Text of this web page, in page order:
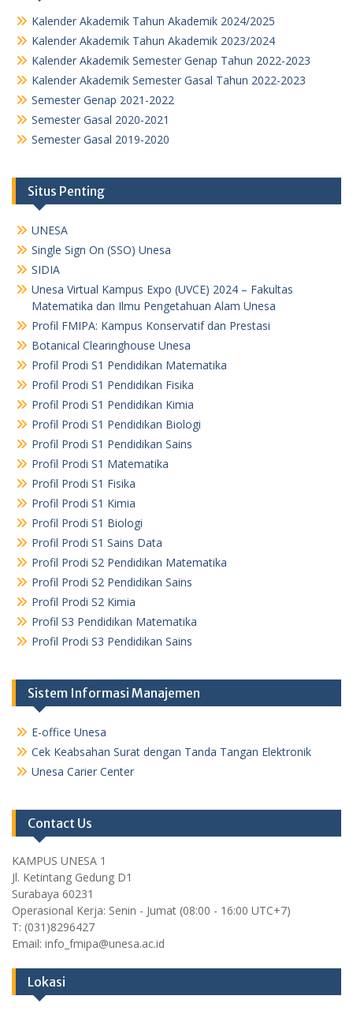
Kalender Akademik Tahun Akademik 2024/2025
Kalender Akademik Tahun Akademik 2023/2024
Kalender Akademik Semester Genap Tahun 2022-2023
Kalender Akademik Semester Gasal Tahun 2022-2023
Semester Genap 2021-2022
Semester Gasal 2020-2021
Semester Gasal 2019-2020
Situs Penting
UNESA
Single Sign On (SSO) Unesa
SIDIA
Unesa Virtual Kampus Expo (UVCE) 2024 – Fakultas
Matematika dan Ilmu Pengetahuan Alam Unesa
Profil FMIPA: Kampus Konservatif dan Prestasi
Botanical Clearinghouse Unesa
Profil Prodi S1 Pendidikan Matematika
Profil Prodi S1 Pendidikan Fisika
Profil Prodi S1 Pendidikan Kimia
Profil Prodi S1 Pendidikan Biologi
Profil Prodi S1 Pendidikan Sains
Profil Prodi S1 Matematika
Profil Prodi S1 Fisika
Profil Prodi S1 Kimia
Profil Prodi S1 Biologi
Profil Prodi S1 Sains Data
Profil Prodi S2 Pendidikan Matematika
Profil Prodi S2 Pendidikan Sains
Profil Prodi S2 Kimia
Profil S3 Pendidikan Matematika
Profil Prodi S3 Pendidikan Sains
Sistem Informasi Manajemen
E-office Unesa
Cek Keabsahan Surat dengan Tanda Tangan Elektronik
Unesa Carier Center
Contact Us
KAMPUS UNESA 1
Jl. Ketintang Gedung D1
Surabaya 60231
Operasional Kerja: Senin - Jumat (08:00 - 16:00 UTC+7)
T: (031)8296427
Email: info_fmipa@unesa.ac.id
Lokasi